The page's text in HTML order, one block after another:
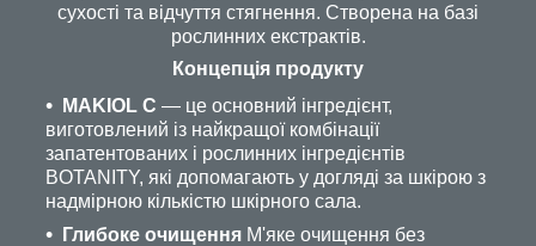
сухості та відчуття стягнення. Створена на базі
рослинних екстрактів.
Концепція продукту
MAKIOL C — це основний інгредієнт,
виготовлений із найкращої комбінації
запатентованих і рослинних інгредієнтів
BOTANITY, які допомагають у догляді за шкірою з
надмірною кількістю шкірного сала.
Глибоке очищення М'яке очищення без